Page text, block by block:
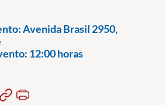
Avenida Brasil 2950,
12:00 horas